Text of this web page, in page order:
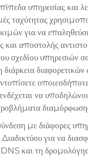
υπηρεσίας και
ταχύτητας
για να
και αποστολής
σχεδίου υπηρεσιών
διάρκεια
να
με διάφορες
για να
και τη